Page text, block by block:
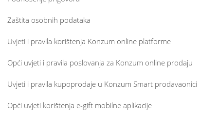
Zaštita osobnih podataka
Uvjeti i pravila korištenja Konzum online platforme
Opći uvjeti i pravila poslovanja za Konzum online prodaju
Uvjeti i pravila kupoprodaje u Konzum Smart prodavaonici
Opći uvjeti korištenja e-gift mobilne aplikacije